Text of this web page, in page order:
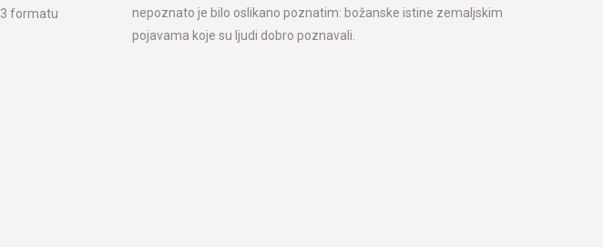
formatu
nepoznato je bilo oslikano poznatim: božanske istine zemaljskim
pojavama koje su ljudi dobro poznavali.